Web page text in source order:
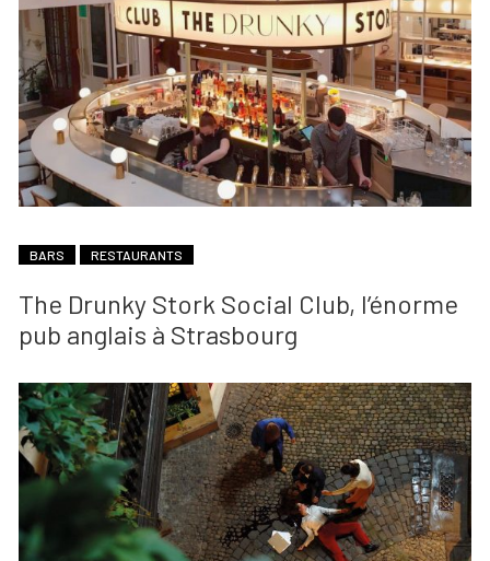
BARS RESTAURANTS
The Drunky Stork Social Club, l’énorme
pub anglais à Strasbourg